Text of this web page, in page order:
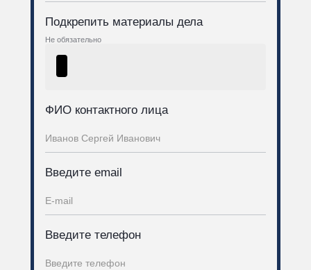
Подкрепить материалы дела
Не обязательно
ФИО контактного лица
Введите email
Введите телефон